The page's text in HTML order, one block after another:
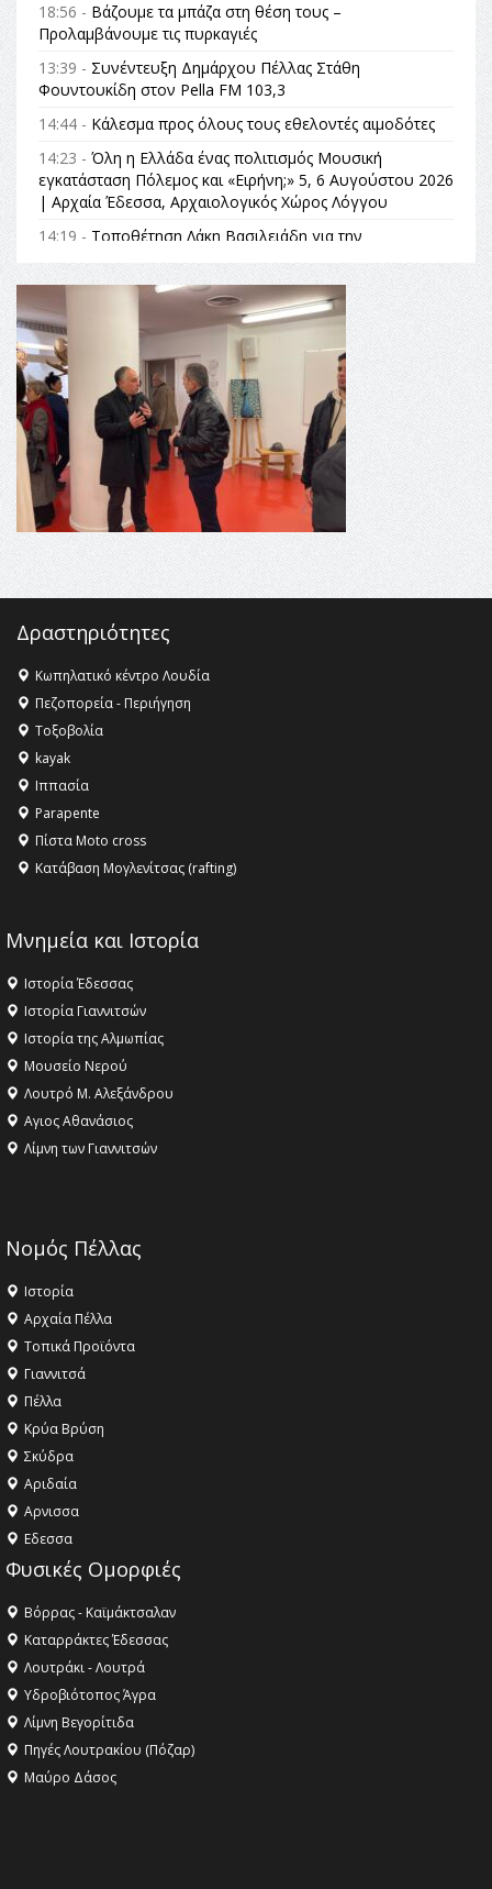
18:56 - Βάζουμε τα μπάζα στη θέση τους –
Προλαμβάνουμε τις πυρκαγιές
13:39 - Συνέντευξη Δημάρχου Πέλλας Στάθη
Φουντουκίδη στον Pella FM 103,3
14:44 - Κάλεσμα προς όλους τους εθελοντές αιμοδότες
14:23 - Όλη η Ελλάδα ένας πολιτισμός Μουσική
εγκατάσταση Πόλεμος και «Ειρήνη;» 5, 6 Αυγούστου 2026
| Αρχαία Έδεσσα, Αρχαιολογικός Χώρος Λόγγου
14:19 - Τοποθέτηση Λάκη Βασιλειάδη για την
Αναθεώρηση του Συντάγματος: «Σε τέτοιες κορυφαίες
θεσμικές διαδικασίες υπάρχει μόνο η ευθύνη απέναντι
στις επόμενες γενιές»
16:35 -
Το πρόγραμμα του ΠΑΟΚ στον δεύτερο γύρο του
Champions League!
16:27 -
Όλυμπος: Εντάχθηκε στον Κατάλογο Παγκόσμιας
Κληρονομιάς της UNESCO – Ομόφωνη η απόφαση Ο
Όλυμπος αναγνωρίστηκε ως φυσικό και πολιτιστικό
αγαθό εξέχουσας οικουμενικής αξίας για την
ανθρωπότητα
16:18 -
ΕΝΟΡΙΑΚΕΣ ΚΑΛΟΚΑΙΡΙΝΕΣ ΔΡΑΣΕΙΣ ΓΙΑ ΠΑΙΔΙΑ
ΣΤΗΝ ΕΔΕΣΣΑ
Δραστηριότητες
Κωπηλατικό κέντρο Λουδία
Πεζοπορεία - Περιήγηση
Τοξοβολία
kayak
Ιππασία
Parapente
Πίστα Moto cross
Κατάβαση Μογλενίτσας (rafting)
Μνημεία και Ιστορία
Ιστορία Έδεσσας
Ιστορία Γιαννιτσών
Ιστορία της Αλμωπίας
Μουσείο Νερού
Λουτρό Μ. Αλεξάνδρου
Αγιος Αθανάσιος
Λίμνη των Γιαννιτσών
Νομός Πέλλας
Ιστορία
Αρχαία Πέλλα
Τοπικά Προϊόντα
Γιαννιτσά
Πέλλα
Κρύα Βρύση
Σκύδρα
Αριδαία
Aρνισσα
Eδεσσα
Φυσικές Ομορφιές
Βόρρας - Καϊμάκτσαλαν
Καταρράκτες Έδεσσας
Λουτράκι - Λουτρά
Υδροβιότοπος Άγρα
Λίμνη Βεγορίτιδα
Πηγές Λουτρακίου (Πόζαρ)
Μαύρο Δάσος